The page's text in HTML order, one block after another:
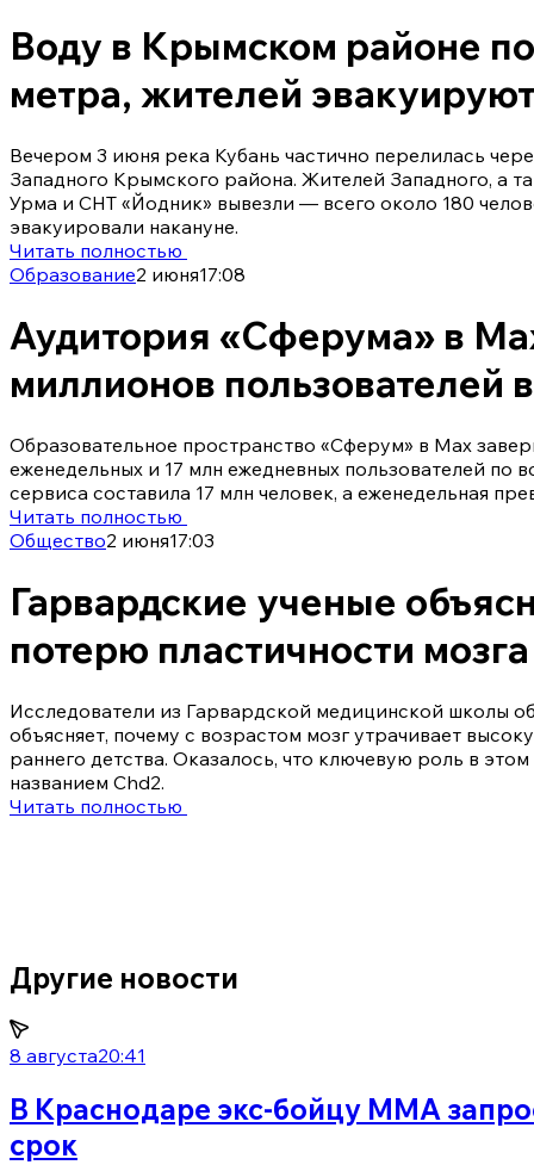
Другие новости
8 августа20:41
В Краснодаре экс-бойцу ММА
срок
Воду в Крымском районе
метра, жителей
Вечером 3 июня река Кубань частично перелилась
Западного Крымского района. Жителей Западного, а
Урма и СНТ «Йодник» вывезли — всего около 180
эвакуировали накануне.
Читать полностью
Образование2 июня17:08
Аудитория «Сферума» в
миллионов пользователей
Образовательное пространство «Сферум» в Max
еженедельных и 17 млн ежедневных пользователей по
сервиса составила 17 млн человек, а еженедельная
Читать полностью
Общество2 июня17:03
Гарвардские ученые
потерю пластичности мозга
Исследователи из Гарвардской медицинской школы
объясняет, почему с возрастом мозг утрачивает
раннего детства. Оказалось, что ключевую роль в
названием Chd2.
Читать полностью